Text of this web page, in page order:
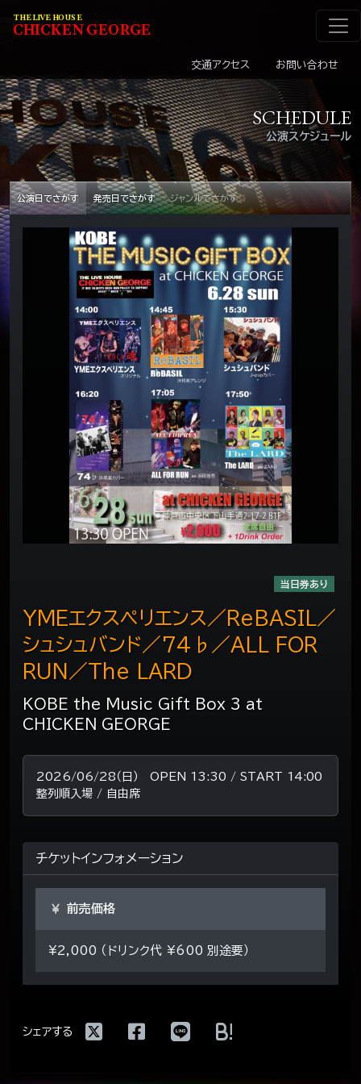
メインナビゲーショ
THE LIVE HOUSE
CHICKENGEORGE
交通アクセス お問い合わせ
公演スケジュール
SCHEDULE
公演日でさがす 発売日でさがす ジャンルでさがす
当日券あり
KOBE the Music Gift Box 3 at
CHICKEN GEORGE
YMEエクスペリエンス／ReBASIL／
シュシュバンド／74♭／ALL FOR
RUN／The LARD
2026/06/28（日） OPEN 13:30 / START 14:00
整列順入場 / 自由席
チケットインフォメーション
前売価格
¥2,000 （ドリンク代 ¥600 別途要）
シェアする !